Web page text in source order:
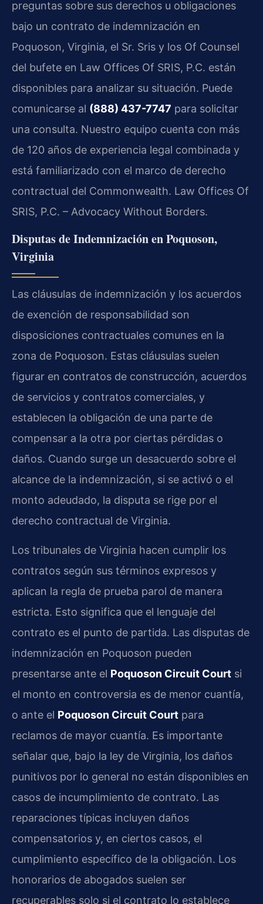
preguntas sobre sus derechos u obligaciones
bajo un contrato de indemnización en
Poquoson, Virginia, el Sr. Sris y los Of Counsel
del bufete en Law Offices Of SRIS, P.C. están
disponibles para analizar su situación. Puede
comunicarse al (888) 437-7747 para solicitar
una consulta. Nuestro equipo cuenta con más
de 120 años de experiencia legal combinada y
está familiarizado con el marco de derecho
contractual del Commonwealth. Law Offices Of
SRIS, P.C. – Advocacy Without Borders.
Disputas de Indemnización en Poquoson,
Virginia
Las cláusulas de indemnización y los acuerdos
de exención de responsabilidad son
disposiciones contractuales comunes en la
zona de Poquoson. Estas cláusulas suelen
figurar en contratos de construcción, acuerdos
de servicios y contratos comerciales, y
establecen la obligación de una parte de
compensar a la otra por ciertas pérdidas o
daños. Cuando surge un desacuerdo sobre el
alcance de la indemnización, si se activó o el
monto adeudado, la disputa se rige por el
derecho contractual de Virginia.
Los tribunales de Virginia hacen cumplir los
contratos según sus términos expresos y
aplican la regla de prueba parol de manera
estricta. Esto significa que el lenguaje del
contrato es el punto de partida. Las disputas de
indemnización en Poquoson pueden
presentarse ante el Poquoson Circuit Court si
el monto en controversia es de menor cuantía,
o ante el Poquoson Circuit Court para
reclamos de mayor cuantía. Es importante
señalar que, bajo la ley de Virginia, los daños
punitivos por lo general no están disponibles en
casos de incumplimiento de contrato. Las
reparaciones típicas incluyen daños
compensatorios y, en ciertos casos, el
cumplimiento específico de la obligación. Los
honorarios de abogados suelen ser
recuperables solo si el contrato lo establece